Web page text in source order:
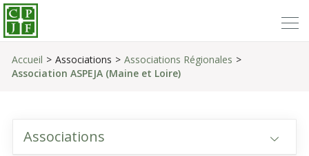
Accueil Associations
Associations Régionales
Association ASPEJA (Maine et Loire)
Associations